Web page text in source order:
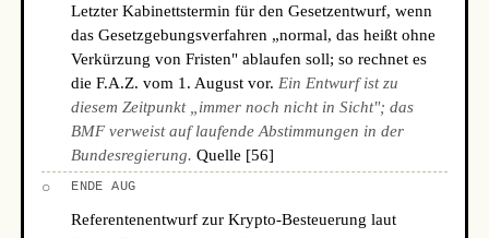
Letzter Kabinettstermin für den Gesetzentwurf, wenn
das Gesetzgebungsverfahren „normal, das heißt ohne
Verkürzung von Fristen" ablaufen soll; so rechnet es
die F.A.Z. vom 1. August vor. Ein Entwurf ist zu
diesem Zeitpunkt „immer noch nicht in Sicht"; das
BMF verweist auf laufende Abstimmungen in der
Bundesregierung. Quelle [56]
○ ENDE AUG
Referentenentwurf zur Krypto-Besteuerung laut